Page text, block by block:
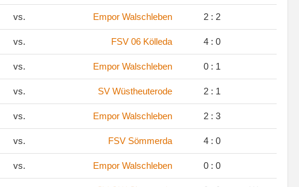
vs. Empor Walschleben 2 : 2
vs. FSV 06 Kölleda 4 : 0
vs. Empor Walschleben 0 : 1
vs. SV Wüstheuterode 2 : 1
vs. Empor Walschleben 2 : 3
vs. FSV Sömmerda 4 : 0
vs. Empor Walschleben 0 : 0